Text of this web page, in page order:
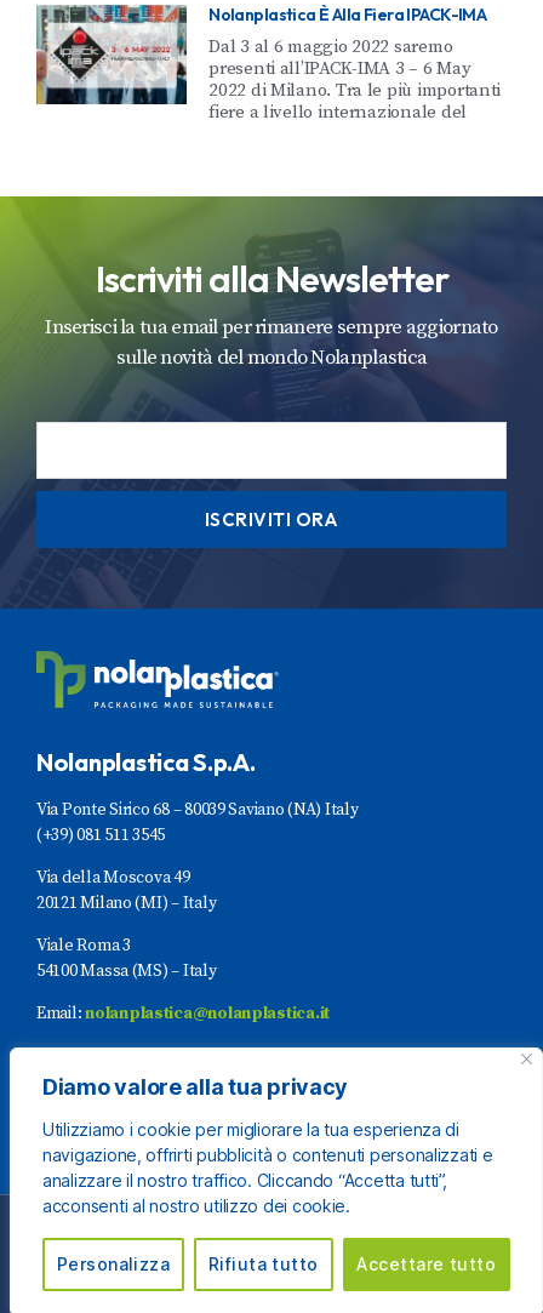
Diamo valore alla tua privacy
Utilizziamo i cookie per migliorare la tua esperienza di
navigazione, offrirti pubblicità o contenuti personalizzati e
analizzare il nostro traffico. Cliccando “Accetta tutti”,
acconsenti al nostro utilizzo dei cookie.
Personalizza Rifiuta tutto Accettare tutto
Nolanplastica È Alla Fiera IPACK-IMA
Dal 3 al 6 maggio 2022 saremo
presenti all’IPACK-IMA 3 – 6 May
2022 di Milano. Tra le più importanti
fiere a livello internazionale del
Iscriviti alla Newsletter
Inserisci la tua email per rimanere sempre aggiornato
sulle novità del mondo Nolanplastica
ISCRIVITI ORA
Nolanplastica S.p.A.
Via Ponte Sirico 68 – 80039 Saviano (NA) Italy
(+39) 081 511 3545
Via della Moscova 49
20121 Milano (MI) – Italy
Viale Roma 3
54100 Massa (MS) – Italy
Email:nolanplastica@nolanplastica.it
© 2022 Nolanplastica - All rights reserved
Realizzato da Postilla